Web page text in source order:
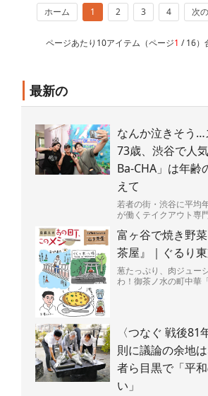
ホーム 1 2 3 4 次
ページあたり10アイテム（ページ1 / 16）
最新の
なんか泣きそう…
73歳、渋谷で人
Ba-CHA」は年齢
えて
若者の街・渋谷に平均
が働くテイクアウト
バーチャ）...
富ヶ谷で焼き野
茶屋』｜ぐるり
葱たっぷり、肉ジュー
わ！御茶ノ水の町中華
〈つなぐ 戦後
則に議論の余地
者ら目黒で「平
い」